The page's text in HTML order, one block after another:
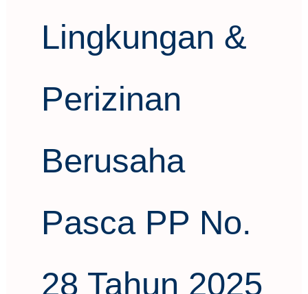
Lingkungan &
Perizinan
Berusaha
Pasca PP No.
28 Tahun 2025